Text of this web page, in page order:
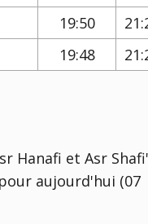
19:50
19:48
Hanafi et Asr
aujourd'hui (07